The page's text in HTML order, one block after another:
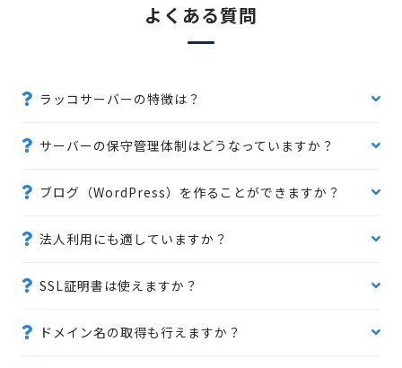
よくある質問
ラッコサーバーの特徴は？
サーバーの保守管理体制はどうなっていますか？
ブログ（WordPress）を作ることができますか？
法人利用にも適していますか？
SSL証明書は使えますか？
ドメイン名の取得も行えますか？